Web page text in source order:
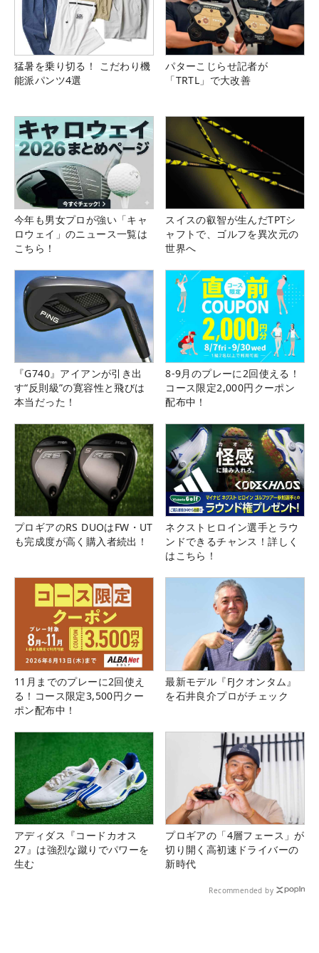
猛暑を乗り切る！ こだわり機
能派パンツ4選
パターこじらせ記者が
「TRTL」で大改善
今年も男女プロが強い「キャ
ロウェイ」のニュース一覧は
こちら！
スイスの叡智が生んだTPTシ
ャフトで、ゴルフを異次元の
世界へ
『G740』アイアンが引き出
す“反則級”の寛容性と飛びは
本当だった！
8-9月のプレーに2回使える！
コース限定2,000円クーポン
配布中！
プロギアのRS DUOはFW・UT
も完成度が高く購入者続出！
ネクストヒロイン選手とラウ
ンドできるチャンス！詳しく
はこちら！
11月までのプレーに2回使え
る！コース限定3,500円クー
ポン配布中！
最新モデル『FJクオンタム』
を石井良介プロがチェック
アディダス『コードカオス
27』は強烈な蹴りでパワーを
生む
プロギアの「4層フェース」が
切り開く高初速ドライバーの
新時代
Recommended by